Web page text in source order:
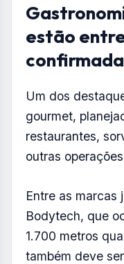
estão
Um dos
gourmet,
restaurantes,
outras
Entre as marcas
Bodytech, que
1.700 metros
também deve